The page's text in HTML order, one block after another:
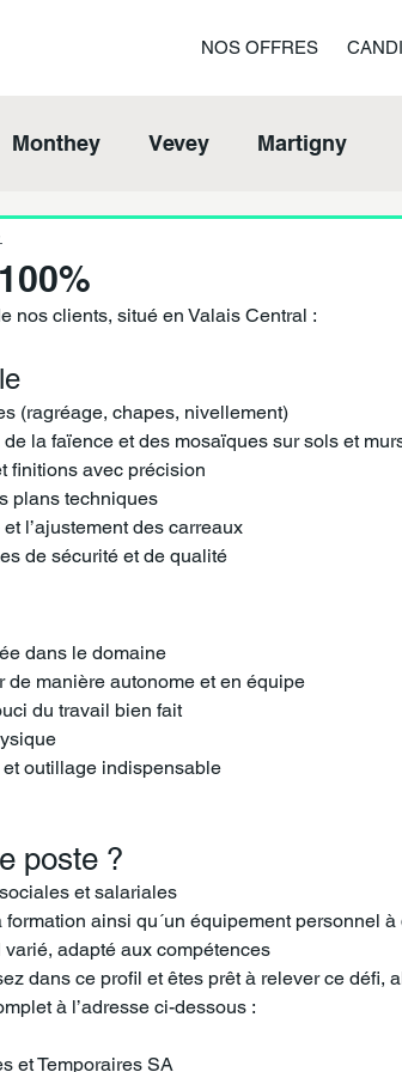
NOS OFFRES
Monthey Vevey Martigny
nos clients, situé en Valais Central :
(ragréage, chapes, nivellement)
la faïence et des mosaïques sur sols et
finitions avec précision
plans techniques
l’ajustement des carreaux
de sécurité et de qualité
dans le domaine
de manière autonome et en équipe
du travail bien fait
outillage indispensable
poste ?
et salariales
ainsi qu´un équipement personnel
varié, adapté aux compétences
dans ce profil et êtes prêt à relever ce défi,
à l’adresse ci-dessous :
et Temporaires SA